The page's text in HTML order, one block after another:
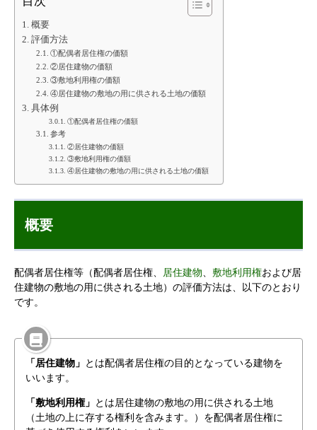
概要
評価方法
①配偶者居住権の価額
②居住建物の価額
③敷地利用権の価額
④居住建物の敷地の用に供される土地の価額
具体例
①配偶者居住権の価額
参考
②居住建物の価額
③敷地利用権の価額
④居住建物の敷地の用に供される土地の価額
概要
配偶者居住権等（配偶者居住権、 居住建物、 敷地利用権および居
住建物の敷地の用に供される土地）の評価方法は、以下のとおり
です。
「居住建物」 とは配偶者居住権の目的となっている建物を
いいます。
「敷地利用権」 とは居住建物の敷地の用に供される土地
（土地の上に存する権利を含みます。）を配偶者居住権に